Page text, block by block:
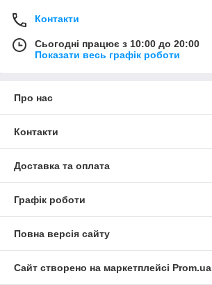
Контакти
Сьогодні працює з 10:00 до 20:00
Показати весь графік роботи
Про нас
Контакти
Доставка та оплата
Графік роботи
Повна версія сайту
Сайт створено на маркетплейсі Prom.ua